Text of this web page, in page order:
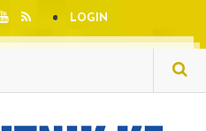
LOGIN
года ввели 2,6